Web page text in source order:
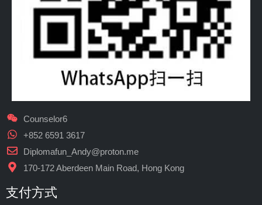
Counselor6
+852 6591 3617
Diplomafun_Andy@proton.me
170-172 Aberdeen Main Road, Hong Kong
支付方式